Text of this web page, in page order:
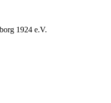
1924 e.V.